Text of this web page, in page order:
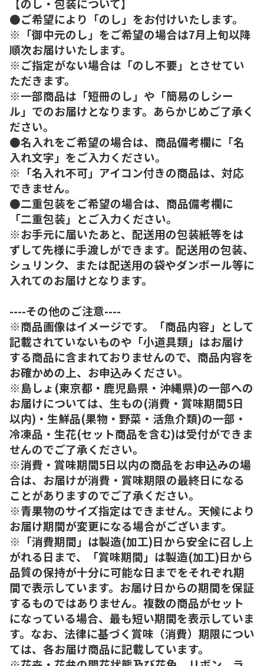
●ご希望により「のし」をお付けいたします。
※「御中元のし」をご希望の場合は7月上旬以降
順次お届けいたします。
※ご指定がない場合は「のし不要」とさせてい
ただきます。
※一部商品は「短冊のし」や「簡易のしシー
ル」でのお届けとなります。あらかじめご了承く
ださい。
●名入れをご希望の場合は、商品備考欄に「名
入れ文字」をご入力ください。
※「名入れ不可」アイコン付きの商品は、対応
できません。
●二重包装をご希望の場合は、商品備考欄に
「二重包装」とご入力ください。
※お手元に届いたあと、配送用の包装紙等をは
ずして先様に手渡しができます。配送用の包装、
シュリンク、または配送用の袋やダンボール等に
入れてのお届けとなります。
----その他のご注意----
※商品画像はイメージです。「商品内容」として
記載されていないものや「小道具類」はお届け
する商品に含まれておりませんので、商品内容を
お確かめの上、お申込みください。
※島しょ(東京都・鹿児島県・沖縄県)の一部への
お届けについては、生もの(消費・賞味期間5日
以内)・生鮮品(果物・野菜・活魚介類)の一部・
冷凍品・生花(セット商品を含む)は受付ができま
せんのでご了承ください。
※消費・賞味期間5日以内の商品をお申込みの場
合は、お届けが消費・賞味期限の最終日になる
ことがありますのでご了承ください。
※青果物のサイズ指定はできません。天候により
お届け期間が変更になる場合がございます。
※「消費期間」は製造(加工)日から安全に召し上
がれる日まで、「賞味期間」は製造(加工)日から
品質の保持が十分に可能な日までをそれぞれ期
間で表示しています。お届け日からの期間を保証
するものではありません。複数の商品がセット
になっている場合、最も短い期間を表示していま
す。なお、法律に基づく賞味（消費）期限につい
ては、各お届け商品に記載しています。